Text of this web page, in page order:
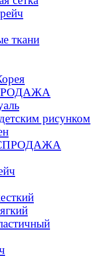
ткани
рисунком